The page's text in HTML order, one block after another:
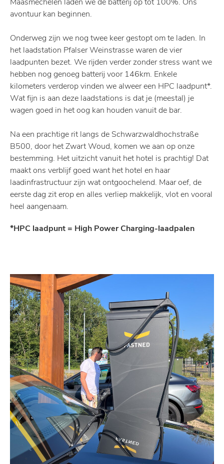
avontuur kan beginnen.
Onderweg zijn we nog twee keer gestopt om te laden. In
het laadstation Pfalser Weinstrasse waren de vier
laadpunten bezet. We rijden verder zonder stress want we
hebben nog genoeg batterij voor 146km. Enkele
kilometers verderop vinden we alweer een HPC laadpunt*.
Wat fijn is aan deze laadstations is dat je (meestal) je
wagen goed in het oog kan houden vanuit de bar.
Na een prachtige rit langs de Schwarzwaldhochstraße
B500, door het Zwart Woud, komen we aan op onze
bestemming. Het uitzicht vanuit het hotel is prachtig! Dat
maakt ons verblijf goed want het hotel en haar
laadinfrastructuur zijn wat ontgoochelend. Maar oef, de
eerste dag zit erop en alles verliep makkelijk, vlot en vooral
heel aangenaam.
*HPC laadpunt = High Power Charging-laadpalen